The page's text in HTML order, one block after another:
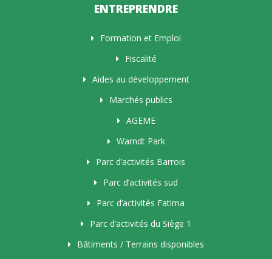
ENTREPRENDRE
Formation et Emploi
Fiscalité
Aides au développement
Marchés publics
AGEME
Warndt Park
Parc d’activités Barrois
Parc d’activités sud
Parc d’activités Fatima
Parc d’activités du Siège 1
Bâtiments / Terrains disponibles